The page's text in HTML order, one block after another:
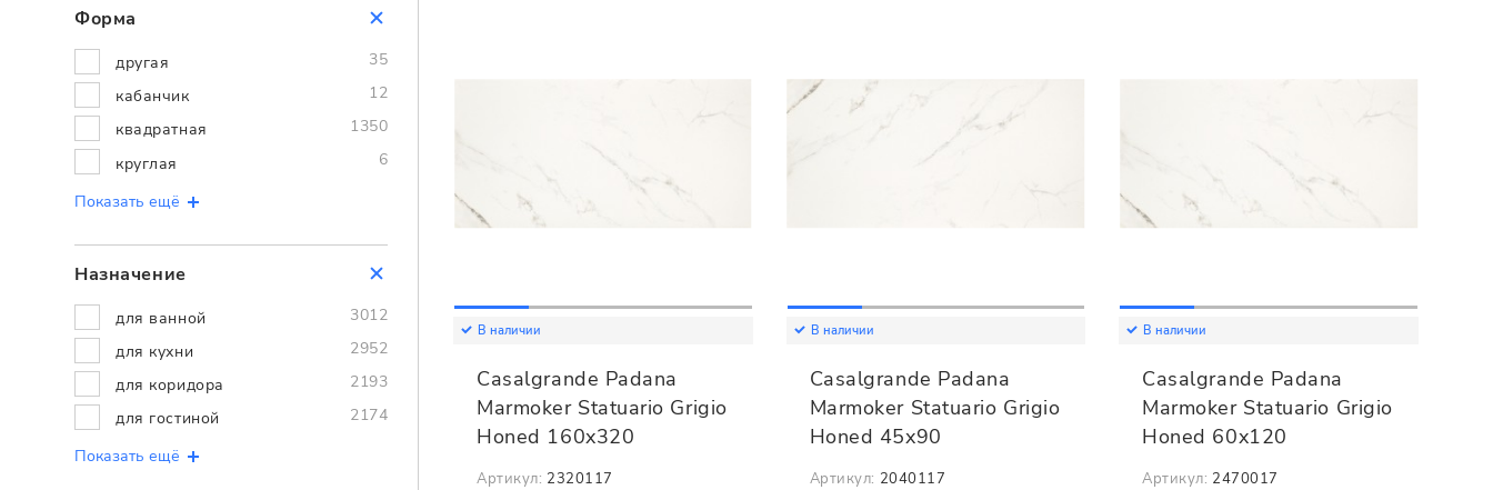
Форма
другая
35
кабанчик
12
квадратная
1350
круглая
6
Показать ещё
Назначение
для ванной
3012
для кухни
2952
для коридора
2193
для гостиной
2174
Показать ещё
В наличии
Casalgrande Padana
Marmoker Statuario Grigio
Honed 160x320
Артикул: 2320117
В наличии
Casalgrande Padana
Marmoker Statuario Grigio
Honed 45x90
Артикул: 2040117
В наличии
Casalgrande Padana
Marmoker Statuario Grigio
Honed 60x120
Артикул: 2470017